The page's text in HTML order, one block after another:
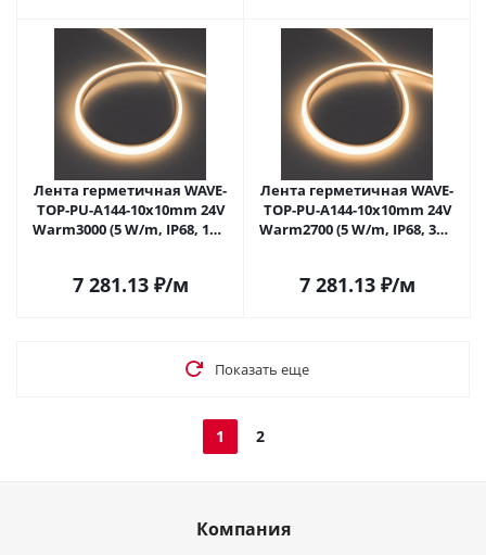
Лента герметичная WAVE-
TOP-PU-A144-10x10mm 24V
Warm3000 (5 W/m, IP68, 1m,
7 281.13₽/м
Лента герметичная WAVE-
TOP-PU-A144-10x10mm 24V
Warm2700 (5 W/m, IP68, 3m,
7 281.13₽/м
Показать еще
1 2
Компания